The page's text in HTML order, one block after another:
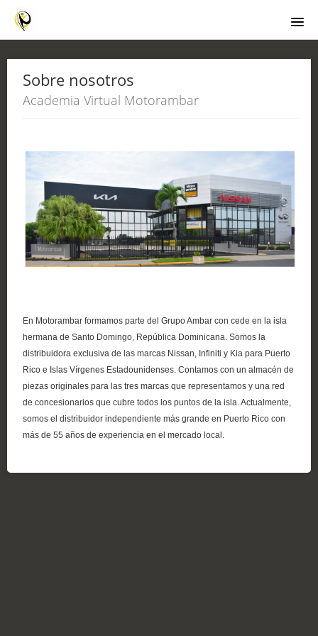
Catalogo de cursos
Login
Sobre nosotros
Academia Virtual Motorambar
En Motorambar formamos parte del Grupo Ambar con cede en la isla
hermana de Santo Domingo, República Dominicana. Somos la
distribuidora exclusiva de las marcas Nissan, Infiniti y Kia para Puerto
Rico e Islas Vírgenes Estadounidenses. Contamos con un almacén de
piezas originales para las tres marcas que representamos y una red
de concesionarios que cubre todos los puntos de la isla. Actualmente,
somos el distribuidor independiente más grande en Puerto Rico con
más de 55 años de experiencia en el mercado local.